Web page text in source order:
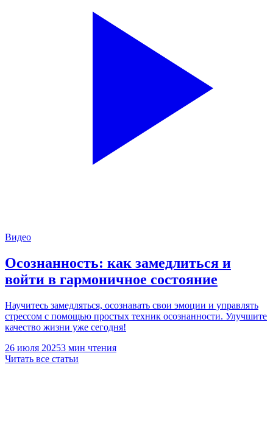
Видео
Осознанность: как замедлиться и
войти в гармоничное состояние
Научитесь замедляться, осознавать свои эмоции и управлять
стрессом с помощью простых техник осознанности. Улучшите
качество жизни уже сегодня!
26 июля 20253 мин чтения
Читать все статьи